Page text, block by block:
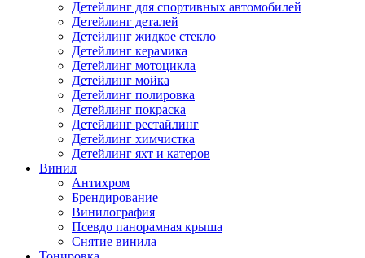
Детейлинг для спортивных автомобилей
Детейлинг деталей
Детейлинг жидкое стекло
Детейлинг керамика
Детейлинг мотоцикла
Детейлинг мойка
Детейлинг полировка
Детейлинг покраска
Детейлинг рестайлинг
Детейлинг химчистка
Детейлинг яхт и катеров
Винил
Антихром
Брендирование
Винилография
Псевдо панорамная крыша
Снятие винила